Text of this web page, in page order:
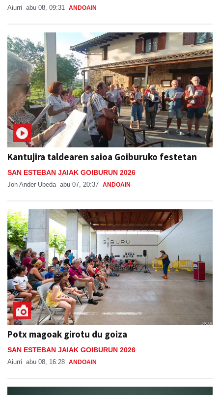
Aiurri abu 08, 09:31 ANDOAIN
Kantujira taldearen saioa Goiburuko festetan
SAN ESTEBAN JAIAK GOIBURUN 2026
Jon Ander Ubeda abu 07, 20:37 ANDOAIN
Potx magoak girotu du goiza
SAN ESTEBAN JAIAK GOIBURUN 2026
Aiurri abu 08, 16:28 ANDOAIN